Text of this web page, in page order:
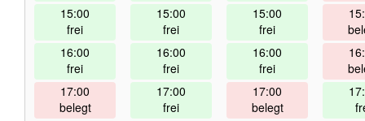
15:00
frei
16:00
frei
17:00
belegt
15:00
frei
16:00
frei
17:00
frei
15:00
frei
16:00
frei
17:00
belegt